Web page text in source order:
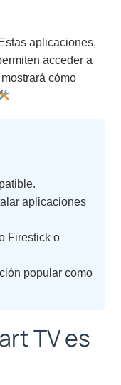
aplicaciones,
acceder a
cómo
aplicaciones
Firestick o
popular como
TV es